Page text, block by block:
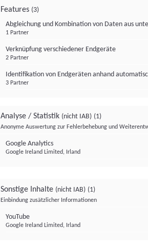
Features (3)
Abgleichung und Kombination von Daten aus
1 Partner
Verknüpfung verschiedener Endgeräte
2 Partner
Identifikation von Endgeräten anhand
3 Partner
Analyse / Statistik (nicht IAB) (1)
Anonyme Auswertung zur Fehlerbehebung und
Google Analytics
Google Ireland Limited, Irland
Sonstige Inhalte (nicht IAB) (1)
Einbindung zusätzlicher Informationen
YouTube
Google Ireland Limited, Irland